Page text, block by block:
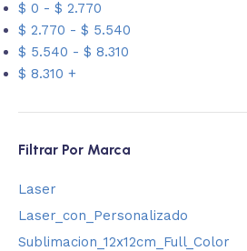
$ 0 - $ 2.770
$ 2.770 - $ 5.540
$ 5.540 - $ 8.310
$ 8.310 +
Filtrar Por Marca
Laser
Laser_con_Personalizado
Sublimacion_12x12cm_Full_Color